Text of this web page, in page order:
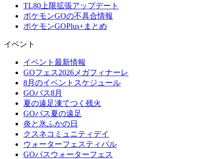
TL80上限拡張アップデート
ポケモンGOの不具合情報
ポケモンGOPlus+まとめ
イベント
イベント最新情報
GOフェス2026メガフィナーレ
8月のイベントスケジュール
GOパス8月
夏の遠足凍てつく残火
GOパス夏の遠足
炎と氷ふかの日
クスネコミュニティデイ
ウォーターフェスティバル
GOパスウォーターフェス